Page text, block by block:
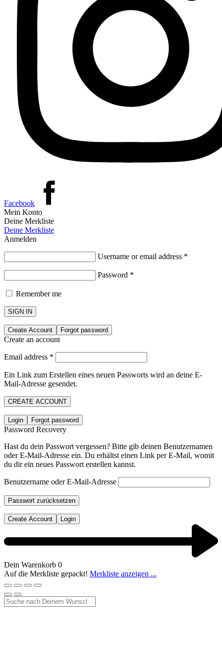
Facebook
Mein Konto
Deine Merkliste
Deine Merkliste
Anmelden
Username or email address *
Password *
Remember me
SIGN IN
Create Account Forgot password
Create an account
Email address *
Ein Link zum Erstellen eines neuen Passworts wird an deine E-
Mail-Adresse gesendet.
CREATE ACCOUNT
Login Forgot password
Password Recovery
Hast du dein Passwort vergessen? Bitte gib deinen Benutzernamen
oder E-Mail-Adresse ein. Du erhältst einen Link per E-Mail, womit
du dir ein neues Passwort erstellen kannst.
Benutzername oder E-Mail-Adresse
Passwort zurücksetzen
Create Account Login
Dein Warenkorb 0
Auf die Merkliste gepackt! Merkliste anzeigen ...